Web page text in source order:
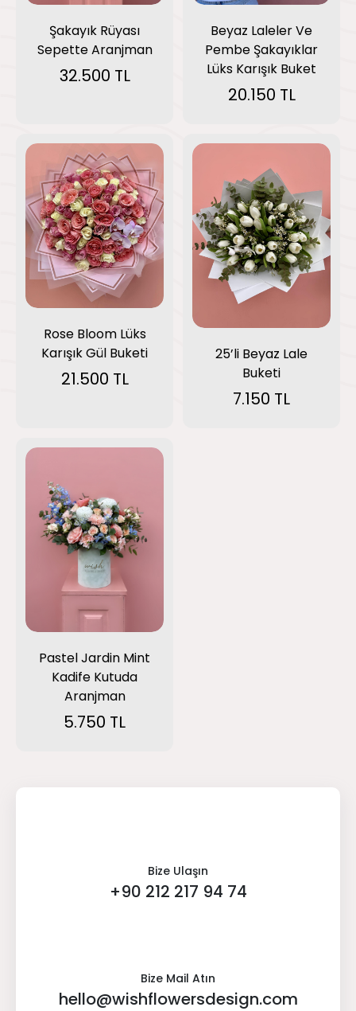
Şakayık Rüyası
Sepette Aranjman
32.500 TL
Beyaz Laleler Ve
Pembe Şakayıklar
Lüks Karışık Buket
20.150 TL
Rose Bloom Lüks
Karışık Gül Buketi
21.500 TL
25’li Beyaz Lale
Buketi
7.150 TL
Pastel Jardin Mint
Kadife Kutuda
Aranjman
5.750 TL
Bize Ulaşın
+90 212 217 94 74
Bize Mail Atın
hello@wishflowersdesign.com